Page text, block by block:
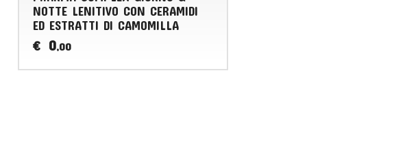
NOTTE LENITIVO CON CERAMIDI
ED ESTRATTI DI CAMOMILLA
€ 0,00